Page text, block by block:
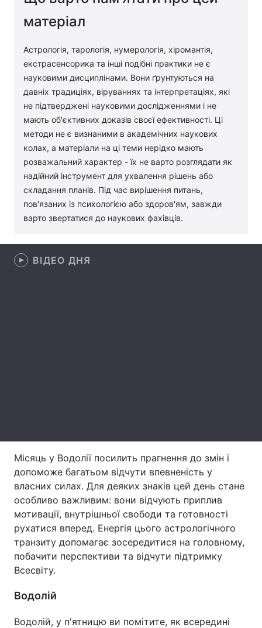
Зброя Інциденти
Здоров'я
Цікавинки Погода
Екологія Регіони
Лонгріди
Відео з Youtube Статті
Інтерв'ю Думки
Архів Вакансії
Контакти
Послуги
матеріал
Астрологія, тарологія, нумерологія, хіромантія,
екстрасенсорика та інші подібні практики не є
науковими дисциплінами. Вони ґрунтуються на
давніх традиціях, віруваннях та інтерпретаціях, які
не підтверджені науковими дослідженнями і не
мають об'єктивних доказів своєї ефективності. Ці
методи не є визнаними в академічних наукових
колах, а матеріали на ці теми нерідко мають
розважальний характер - їх не варто розглядати як
надійний інструмент для ухвалення рішень або
складання планів. Під час вирішення питань,
пов'язаних із психологією або здоров'ям, завжди
варто звертатися до наукових фахівців.
ВІДЕО ДНЯ
Місяць у Водолії посилить прагнення до змін і
допоможе багатьом відчути впевненість у
власних силах. Для деяких знаків цей день стане
особливо важливим: вони відчують приплив
мотивації, внутрішньої свободи та готовності
рухатися вперед. Енергія цього астрологічного
транзиту допомагає зосередитися на головному,
побачити перспективи та відчути підтримку
Всесвіту.
Водолій
Водолій, у п'ятницю ви помітите, як всередині